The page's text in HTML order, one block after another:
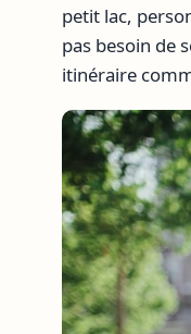
petit lac,
pas besoin de
itinéraire